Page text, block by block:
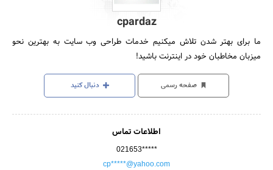
cpardaz
ما برای بهتر شدن تلاش میکنیم خدمات طراحی وب سایت به بهترین نحو
میزبان مخاطبان خود در اینترنت باشید!
صفحه رسمی دنبال کنید
اطلاعات تماس
021653*****
cp*****@yahoo.com